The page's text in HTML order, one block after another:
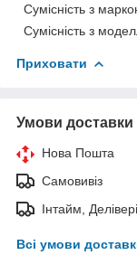
Сумісність з
Сумісність з
Приховати
Умови доставки
Нова Пошта
Самовивіз
Інтайм,
Всі умови